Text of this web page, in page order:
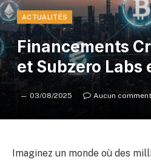
ACTUALITÉS
Financements
et Subzero Labs
03/08/2025 Aucun
Imaginez un monde où des